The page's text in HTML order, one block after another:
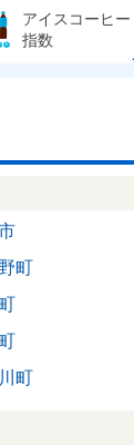
アイスコーヒー
指数
町
町